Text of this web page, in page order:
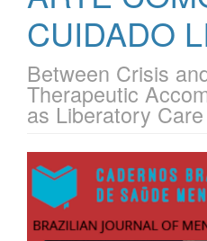
CUIDADO
Between Crisis
Therapeutic
as Liberatory Care
Barra
lateral
de